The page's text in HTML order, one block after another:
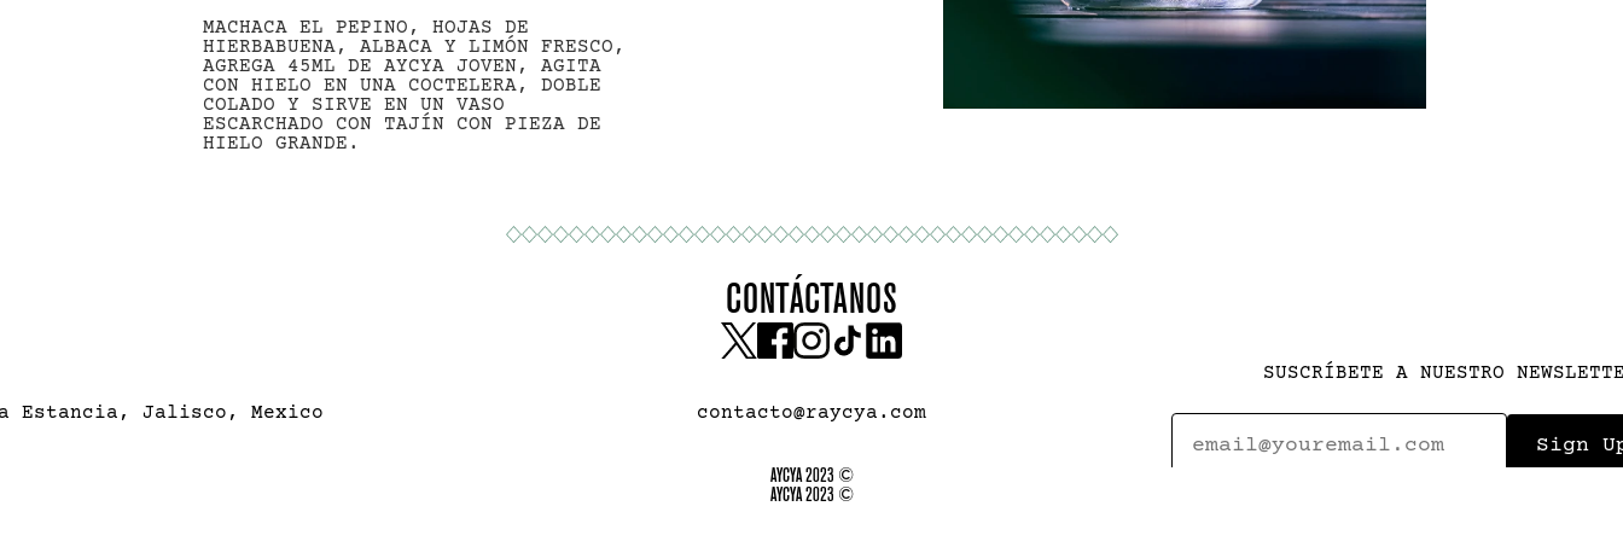
MACHACA EL PEPINO, HOJAS DE
HIERBABUENA, ALBACA Y LIMÓN FRESCO,
AGREGA 45ML DE AYCYA JOVEN, AGITA
CON HIELO EN UNA COCTELERA, DOBLE
COLADO Y SIRVE EN UN VASO
ESCARCHADO CON TAJÍN CON PIEZA DE
HIELO GRANDE.
CONTÁCTANOS
Estancia, Jalisco, Mexico contacto@raycya.com
SUSCRÍBETE A NUESTRO
AYCYA 2023 ©
AYCYA 2023 ©